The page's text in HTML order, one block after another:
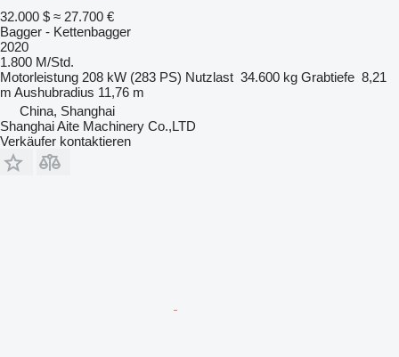
32.000 $ ≈ 27.700 €
Bagger - Kettenbagger
2020
1.800 M/Std.
Motorleistung 208 kW (283 PS) Nutzlast 34.600 kg Grabtiefe 8,21
m Aushubradius 11,76 m
China, Shanghai
Shanghai Aite Machinery Co.,LTD
Verkäufer kontaktieren